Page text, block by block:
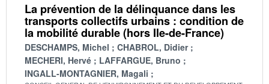
La prévention de la délinquance dans les
transports collectifs urbains : condition de
la mobilité durable (hors Ile-de-France)
DESCHAMPS, Michel
CHABROL, Didier
MECHERI, Hervé
LAFFARGUE, Bruno
INGALL-MONTAGNIER, Magali